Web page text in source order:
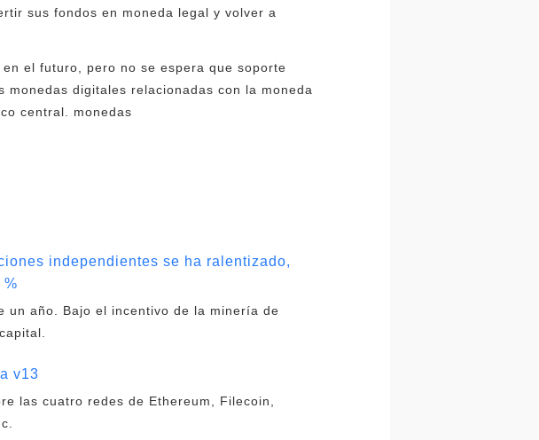
sus fondos en moneda legal y volver a
el futuro, pero no se espera que soporte
digitales relacionadas con la moneda
central. monedas
independientes se ha ralentizado,
%
un año. Bajo el incentivo de la minería de
v13
las cuatro redes de Ethereum, Filecoin,